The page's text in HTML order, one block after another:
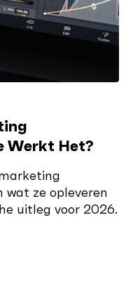
Werkt Het?
wat ze opleveren
uitleg voor 2026.